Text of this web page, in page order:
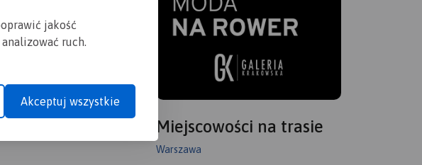
jakość
ruch.
Akceptuj wszystkie
Miejscowości na trasie
Warszawa